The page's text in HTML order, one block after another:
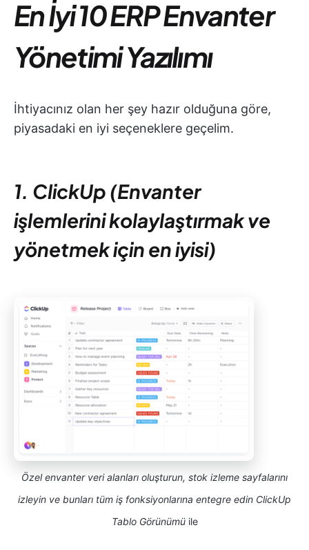
En İyi 10 ERP Envanter
Yönetimi Yazılımı
İhtiyacınız olan her şey hazır olduğuna göre,
piyasadaki en iyi seçeneklere geçelim.
1. ClickUp (Envanter
işlemlerini kolaylaştırmak ve
yönetmek için en iyisi)
Özel envanter veri alanları oluşturun, stok izleme sayfalarını
izleyin ve bunları tüm iş fonksiyonlarına entegre edin ClickUp
Tablo Görünümüile